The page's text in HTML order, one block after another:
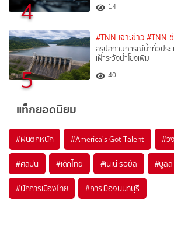
4 14
5
#TNN เจาะข่าว #TNN
สรุปสถานการณ์น้ำทั่วประ
เฝ้าระวังน้ำโขงเพิ่ม
40
แท็กยอดนิยม
#ฝนตกหนัก #America's Got Talent #ว
#ศิลปิน #เด็กไทย #เนเน่ รอยัล #บูลลี่
#นักการเมืองไทย #การเมืองนนทบุรี